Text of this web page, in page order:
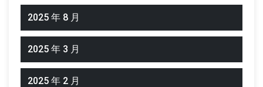
2025 年 8 月
2025 年 3 月
2025 年 2 月